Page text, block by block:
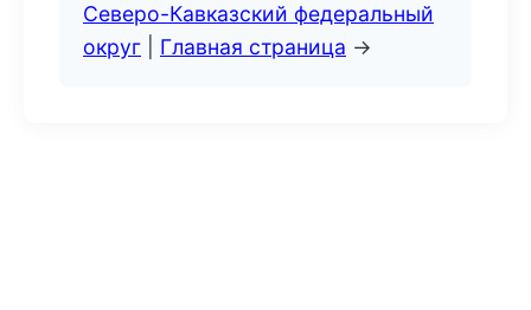
Северо-Кавказский федеральный
округ
Главная страница →